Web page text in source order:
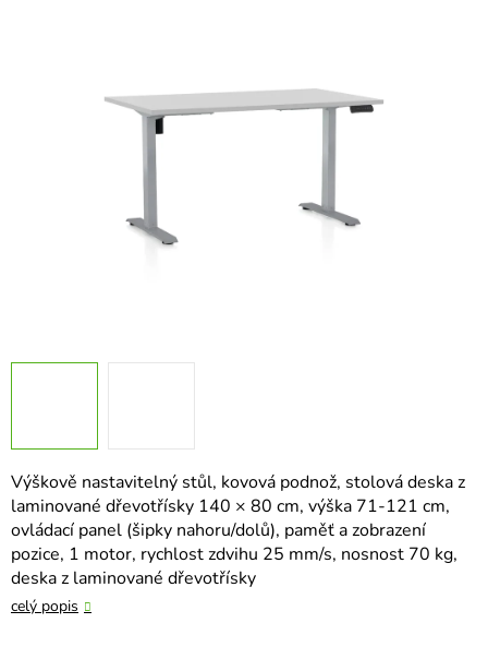
Výškově nastavitelný stůl, kovová podnož, stolová deska z
laminované dřevotřísky 140 × 80 cm, výška 71-121 cm,
ovládací panel (šipky nahoru/dolů), paměť a zobrazení
pozice, 1 motor, rychlost zdvihu 25 mm/s, nosnost 70 kg,
deska z laminované dřevotřísky
celý popis